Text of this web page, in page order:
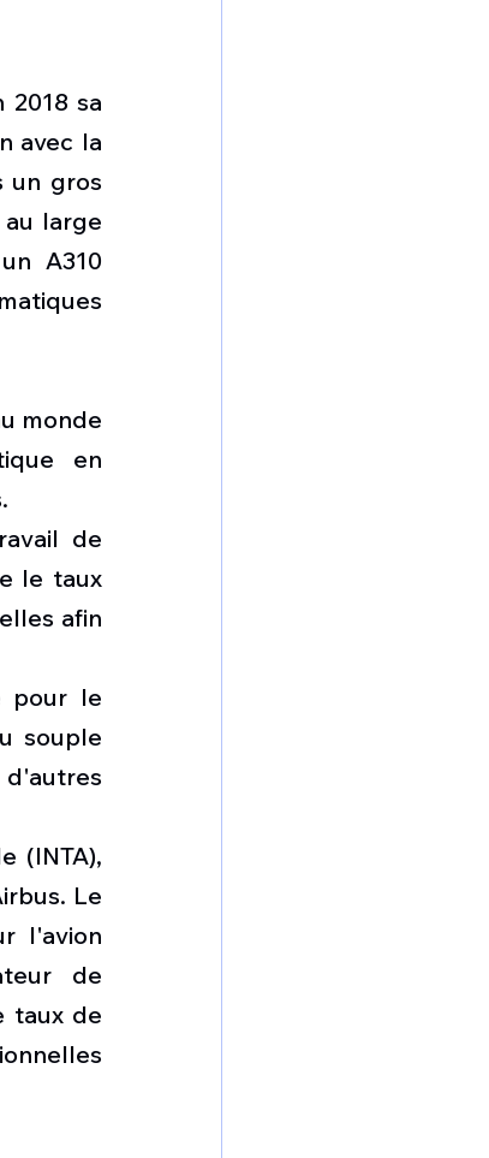
sa
avec la
un gros
large
A310
monde
en
de
le taux
afin
pour le
souple
d'autres
(INTA),
Le
l'avion
de
taux de